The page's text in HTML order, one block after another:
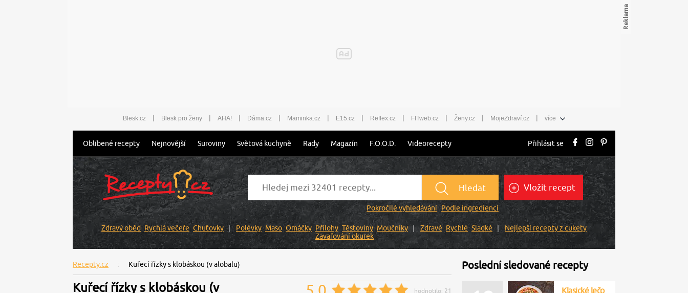
Blesk.cz | Blesk pro ženy | AHA! | Dáma.cz | Maminka.cz | E15.cz | Reflex.cz | FITweb.cz | Ženy.cz | MojeZdraví.cz | více
Oblíbené recepty Nejnovější Suroviny Světová kuchyně Rady Magazín F.O.O.D. Videorecepty Přihlásit se
Hledat
Pokročilé vyhledávání Podle ingrediencí
Vložit recept
Zdravý oběd Rychlá večeře Chuťovky Polévky Maso Omáčky Přílohy Těstoviny Moučníky Zdravé Rychlé Sladké
Nejlepší recepty z cukety
Zavařování okurek
Recepty.cz Kuřecí řízky s klobáskou (v alobalu)
Kuřecí řízky s klobáskou (v
hodnotilo: 21
Poslední sledované recepty
Klasické lečo